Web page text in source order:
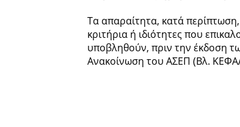
Τα απαραίτητα, κατά
κριτήρια ή ιδιότητες που
υποβληθούν, πριν την έκδοση
Ανακοίνωση του ΑΣΕΠ (Βλ.